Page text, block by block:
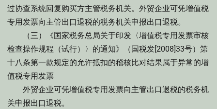
过协查系统回复购买方主管税务机关。外贸企业可凭增值税
专用发票向主管出口退税的税务机关申报出口退税。
（三）《国家税务总局关于印发〈增值税专用发票审核
检查操作规程（试行）〉的通知》（国税发[2008]33号）第
十八条第一款规定的允许抵扣的稽核比对结果属于异常的增
值税专用发票
外贸企业可凭增值税专用发票向主管出口退税的税务机
关申报出口退税。